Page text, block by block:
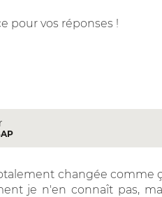
pour vos réponses !
changée comme
je n'en connaît pas,